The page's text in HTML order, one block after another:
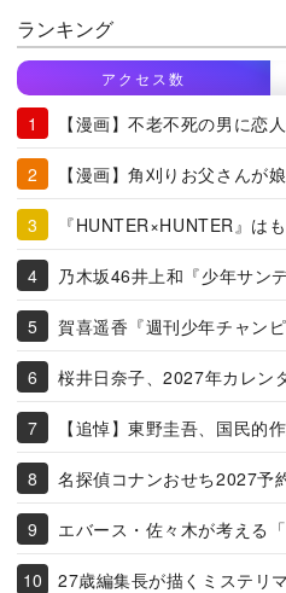
ランキング
アクセス数
【漫画】不老不死の男に恋
【漫画】角刈りお父さんが
『HUNTER×HUNTER』は
乃木坂46井上和『少年サン
賀喜遥香『週刊少年チャン
桜井日奈子、2027年カレン
【追悼】東野圭吾、国民的
名探偵コナンおせち2027予
エバース・佐々木が考える
27歳編集長が描くミステリ